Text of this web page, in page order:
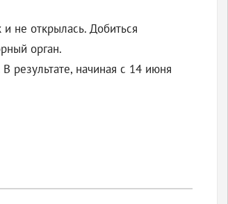
не открылась. Добиться
орган.
результате, начиная с 14 июня